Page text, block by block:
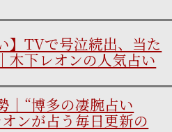
】TVで号泣続出、当た
木下レオンの人気占い
｜“博多の凄腕占い
ンが占う毎日更新の